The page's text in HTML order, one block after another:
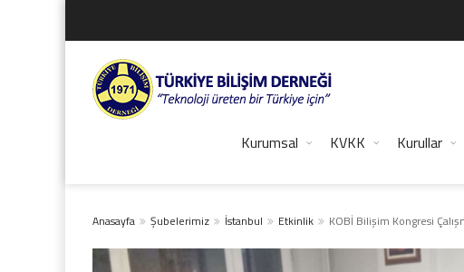
Kurumsal KVKK Kurullar
Anasayfa Şubelerimiz İstanbul Etkinlik KOBİ Bilişim Kongresi